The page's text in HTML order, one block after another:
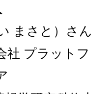
まさと）さん
社 プラットフ